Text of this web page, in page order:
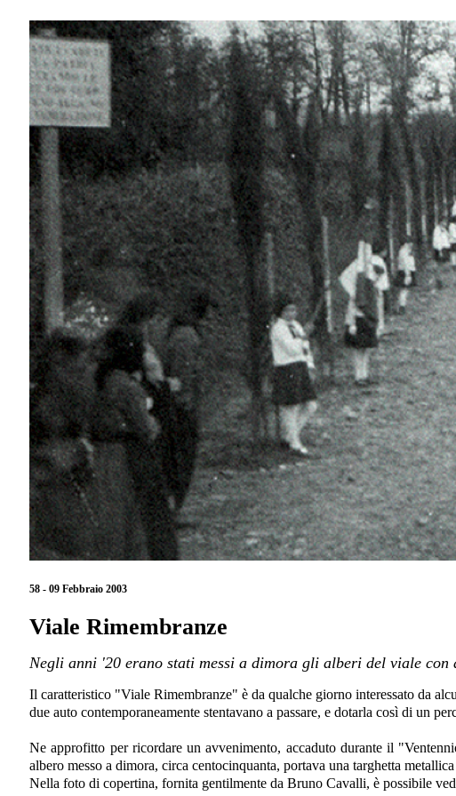
58 - 09 Febbraio 2003
Viale Rimembranze
Negli anni '20 erano stati messi a dimora gli alberi del viale con
Il caratteristico "Viale Rimembranze" è da qualche giorno interessato da
due auto contemporaneamente stentavano a passare, e dotarla così di un
Ne approfitto per ricordare un avvenimento, accaduto durante il
albero messo a dimora, circa centocinquanta, portava una targhetta
Nella foto di copertina, fornita gentilmente da Bruno Cavalli, è possibile